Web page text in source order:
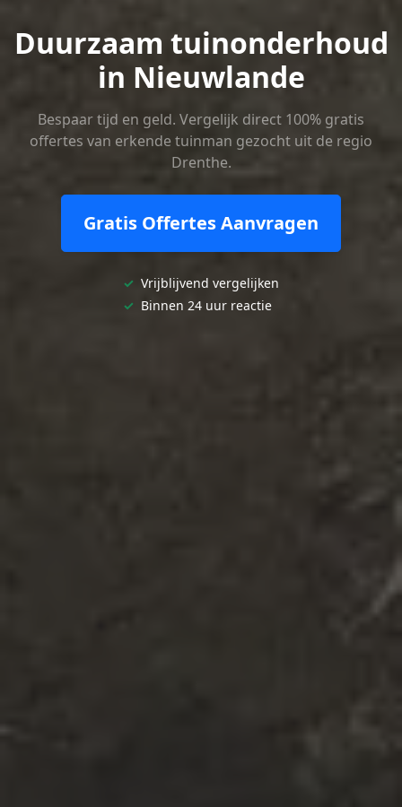
Duurzaam tuinonderhoud
in Nieuwlande
Bespaar tijd en geld. Vergelijk direct 100% gratis
offertes van erkende tuinman gezocht uit de regio
Drenthe.
Gratis Offertes Aanvragen
✓ Vrijblijvend vergelijken
✓ Binnen 24 uur reactie